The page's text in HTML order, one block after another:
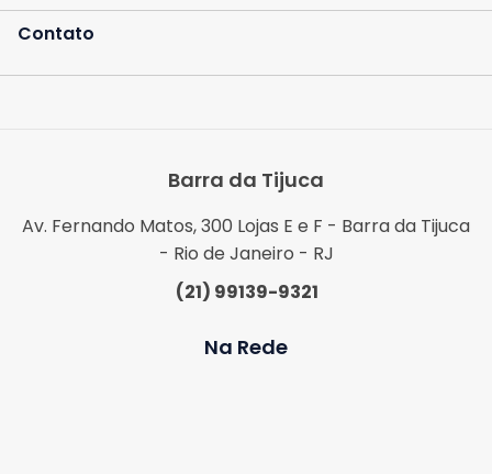
Contato
Barra da Tijuca
Av. Fernando Matos, 300 Lojas E e F - Barra da Tijuca
- Rio de Janeiro - RJ
(21) 99139-9321
Na Rede